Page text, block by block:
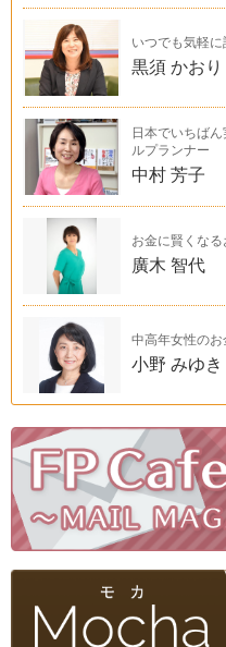
いつでも気軽
黒須 かおり
日本でいちば
ルプランナー
中村 芳子
お金に賢くな
廣木 智代
中高年女性の
小野 みゆき